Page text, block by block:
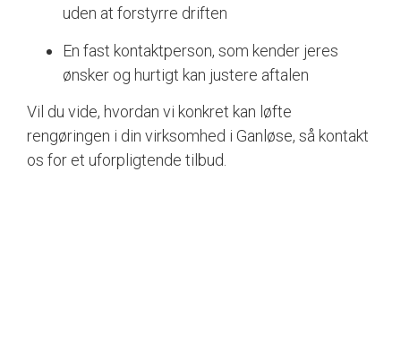
uden at forstyrre driften
En fast kontaktperson, som kender jeres
ønsker og hurtigt kan justere aftalen
Vil du vide, hvordan vi konkret kan løfte
rengøringen i din virksomhed i Ganløse, så kontakt
os for et uforpligtende tilbud.